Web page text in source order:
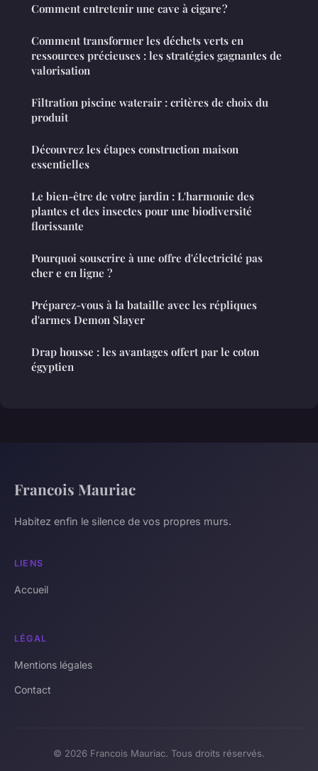
Comment entretenir une cave à cigare ?
Comment transformer les déchets verts en
ressources précieuses : les stratégies gagnantes de
valorisation
Filtration piscine waterair : critères de choix du
produit
Découvrez les étapes construction maison
essentielles
Le bien-être de votre jardin : L'harmonie des
plantes et des insectes pour une biodiversité
florissante
Pourquoi souscrire à une offre d'électricité pas
cher e en ligne ?
Préparez-vous à la bataille avec les répliques
d'armes Demon Slayer
Drap housse : les avantages offert par le coton
égyptien
Francois Mauriac
Habitez enfin le silence de vos propres murs.
LIENS
Accueil
LÉGAL
Mentions légales
Contact
© 2026 Francois Mauriac. Tous droits réservés.